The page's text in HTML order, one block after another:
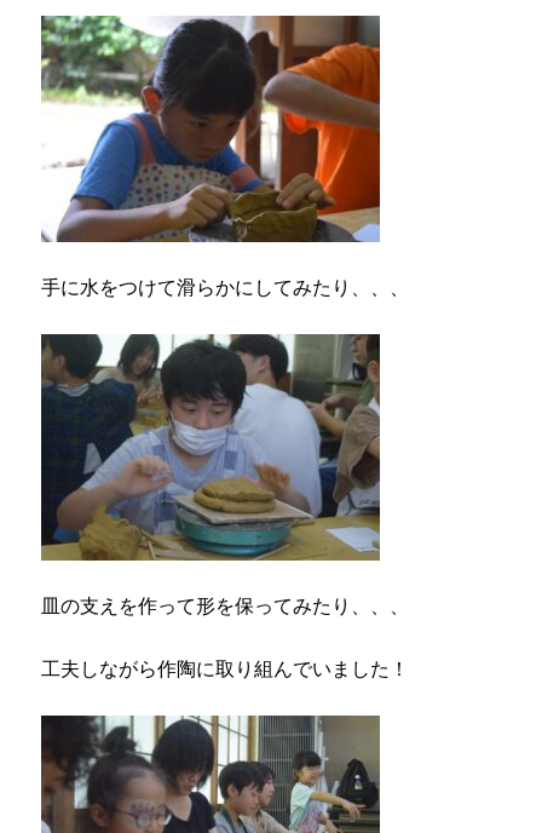
手に水をつけて滑らかにしてみたり、、、
皿の支えを作って形を保ってみたり、、、
工夫しながら作陶に取り組んでいました！